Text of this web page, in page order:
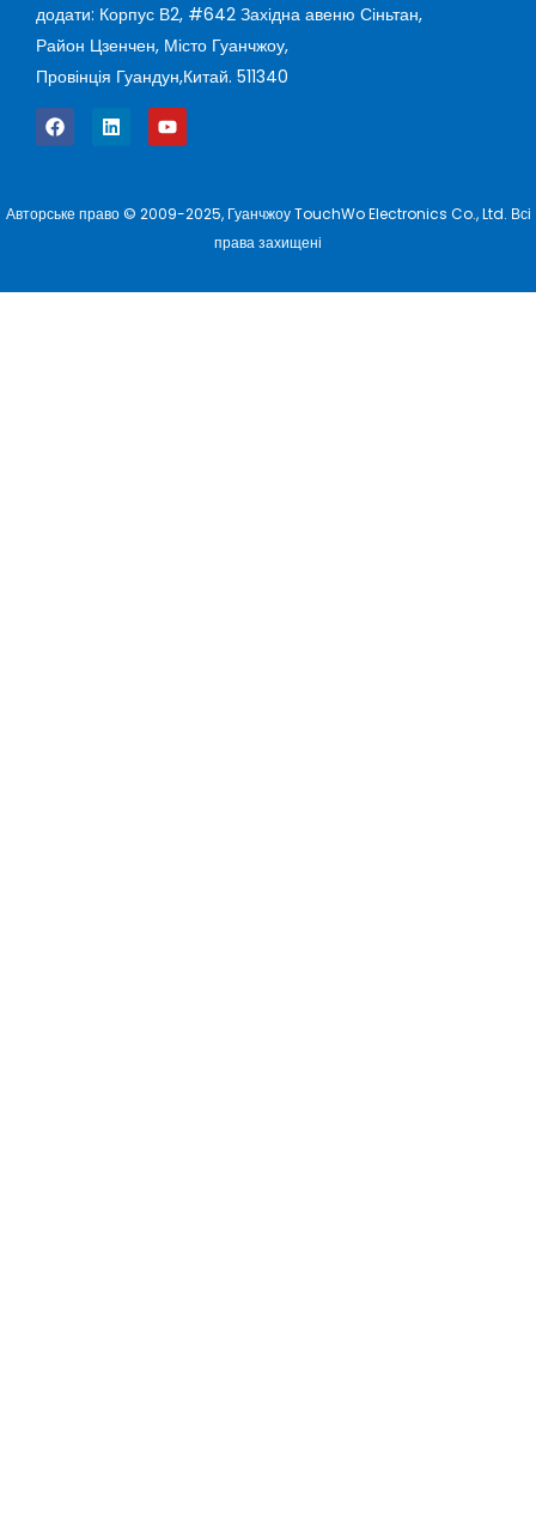
додати: Корпус В2, #642 Західна авеню Сіньтан,
Район Цзенчен, Місто Гуанчжоу,
Провінція Гуандун,Китай. 511340
Авторське право © 2009-2025, Гуанчжоу TouchWo Electronics Co., Ltd. Всі
права захищені